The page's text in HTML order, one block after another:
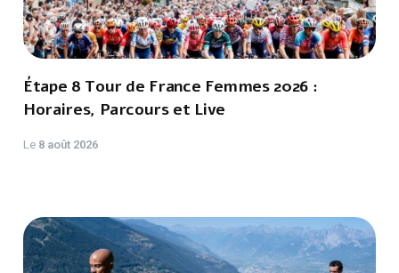
Étape 8 Tour de France Femmes 2026 :
Horaires, Parcours et Live
Le 8 août 2026